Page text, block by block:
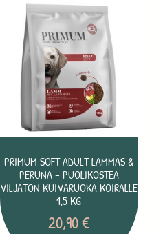
PRIMUM SOFT ADULT LAMMAS &
PERUNA – PUOLIKOSTEA
VILJATON KUIVARUOKA KOIRALLE
1,5 KG
20,90€